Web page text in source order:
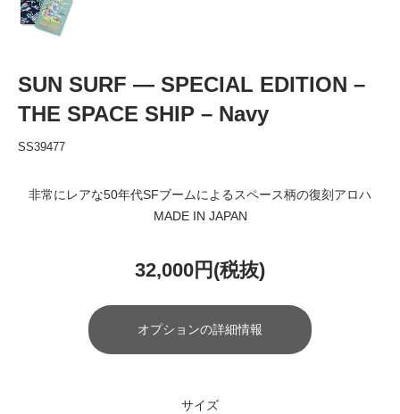
SUN SURF — SPECIAL EDITION –
THE SPACE SHIP – Navy
SS39477
非常にレアな50年代SFブームによるスペース柄の復刻アロハ
MADE IN JAPAN
32,000円(税抜)
オプションの詳細情報
サイズ